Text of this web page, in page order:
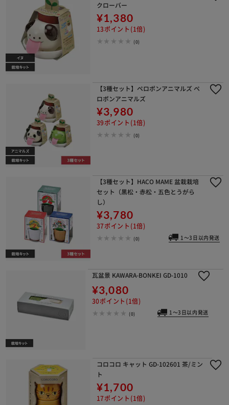
クローバー
¥1,380
13ポイント(1倍)
(0)
【3種セット】ペロポンアニマルズ ペ
ロポンアニマルズ
¥3,980
39ポイント(1倍)
(0)
【3種セット】HACO MAME 盆栽栽培
セット（黒松・赤松・五色とうがら
し）
¥3,780
37ポイント(1倍)
(0) 1～3日以内発送
瓦盆景 KAWARA-BONKEI GD-1010
¥3,080
30ポイント(1倍)
(0) 1～3日以内発送
コロコロ キャット GD-102601 茶/ミン
ト
¥1,700
17ポイント(1倍)